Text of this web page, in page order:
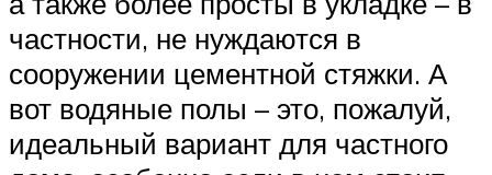
частности, не нуждаются в
сооружении цементной стяжки. А
вот водяные полы – это, пожалуй,
идеальный вариант для частного